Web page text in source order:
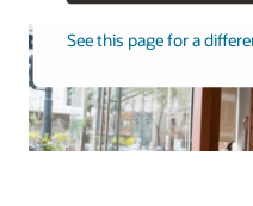
See this page for a